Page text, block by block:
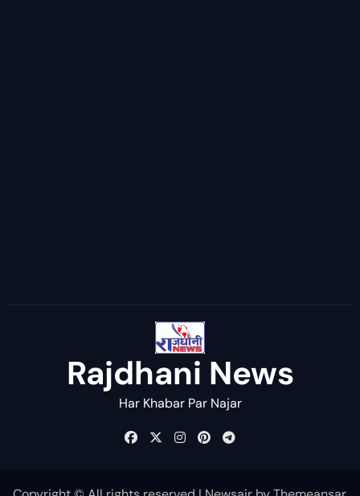
Rajdhani News
Har Khabar Par Najar